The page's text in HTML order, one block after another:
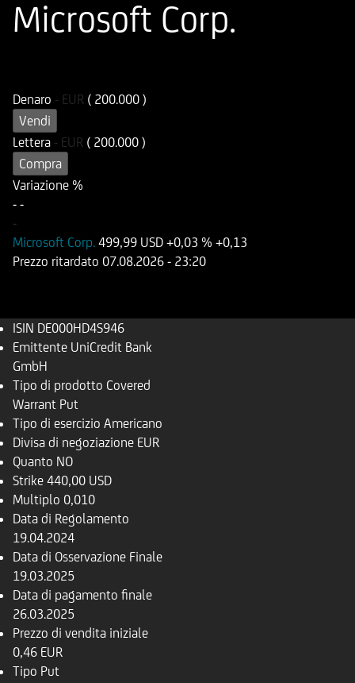
Microsoft Corp.
Denaro - EUR ( 200.000 )
Vendi
Lettera - EUR ( 200.000 )
Compra
Variazione %
- -
-
Microsoft Corp. 499,99 USD +0,03 % +0,13
Prezzo ritardato 07.08.2026 - 23:20
ISIN DE000HD4S946
Emittente UniCredit Bank
GmbH
Tipo di prodotto Covered
Warrant Put
Tipo di esercizio Americano
Divisa di negoziazione EUR
Quanto NO
Strike 440,00 USD
Multiplo 0,010
Data di Regolamento
19.04.2024
Data di Osservazione Finale
19.03.2025
Data di pagamento finale
26.03.2025
Prezzo di vendita iniziale
0,46 EUR
Tipo Put